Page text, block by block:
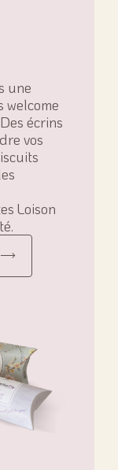
une
welcome
écrins
vos
Loison